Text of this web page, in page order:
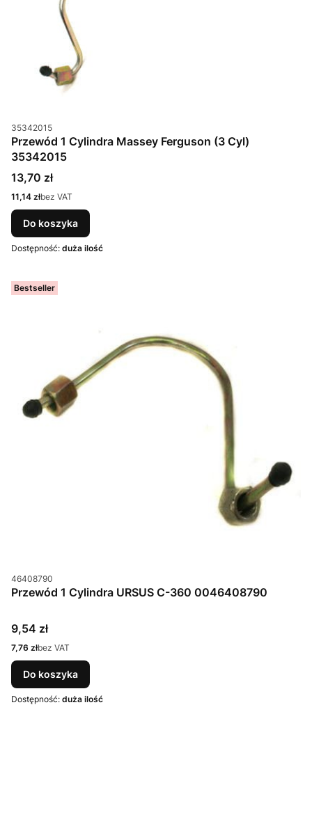
Kod produktu
35342015
Przewód 1 Cylindra Massey Ferguson (3 Cyl)
35342015
Cena
13,70 zł
Cena
11,14 złbez VAT
Do koszyka
Dostępność: duża ilość
Bestseller
Kod produktu
46408790
Przewód 1 Cylindra URSUS C-360 0046408790
Cena
9,54 zł
Cena
7,76 złbez VAT
Do koszyka
Dostępność: duża ilość